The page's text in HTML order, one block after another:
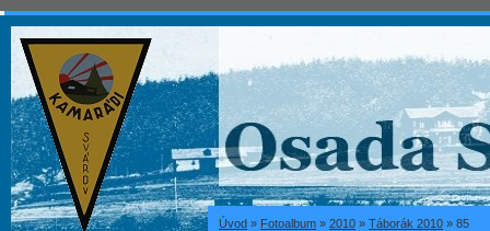
Úvod » Fotoalbum » 2010 » Táborák 2010 » 85